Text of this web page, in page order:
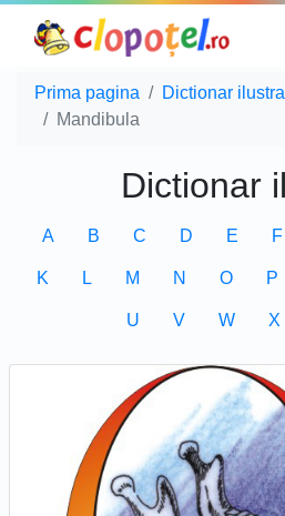
Prima pagina Dictionar
Mandibula
Dictionar
A B C D E F
K L M N O P
U V W X